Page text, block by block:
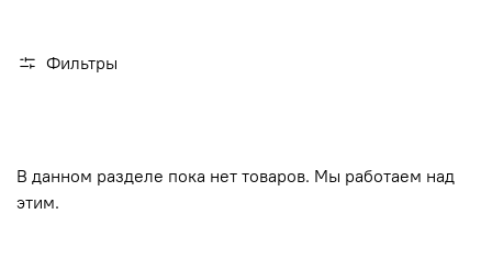
Фильтры
В данном разделе пока нет товаров. Мы работаем над
этим.